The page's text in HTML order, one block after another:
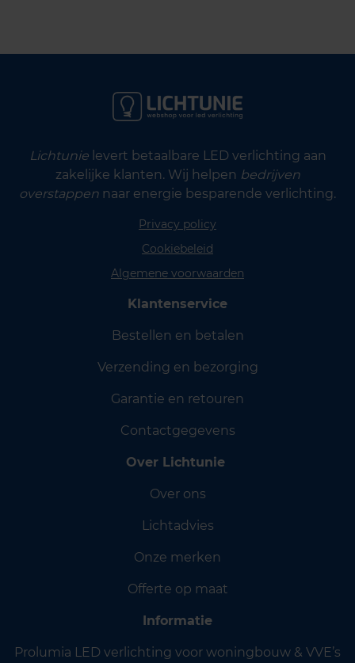
Lichtunielevert betaalbare LED verlichting aan
zakelijke klanten. Wij helpen bedrijven
overstappen naar energie besparende verlichting.
Privacy policy
Cookiebeleid
Algemene voorwaarden
Klantenservice
Bestellen en betalen
Verzending en bezorging
Garantie en retouren
Contactgegevens
Over Lichtunie
Over ons
Lichtadvies
Onze merken
Offerte op maat
Informatie
Prolumia LED verlichting voor woningbouw & VVE’s